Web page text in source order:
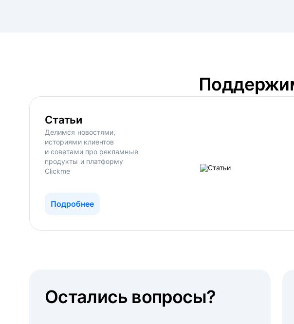
Статьи
Делимся новостями,
историями клиентов
и советами про рекламные
продукты и платформу
Clickme
Подробнее
Остались вопросы?